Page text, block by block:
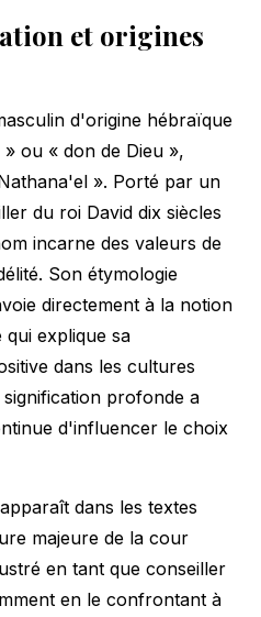
et origines
d'origine hébraïque
ou « don de Dieu »,
». Porté par un
du roi David dix siècles
incarne des valeurs de
Son étymologie
directement à la notion
explique sa
dans les cultures
profonde a
d'influencer le choix
dans les textes
majeure de la cour
en tant que conseiller
en le confrontant à